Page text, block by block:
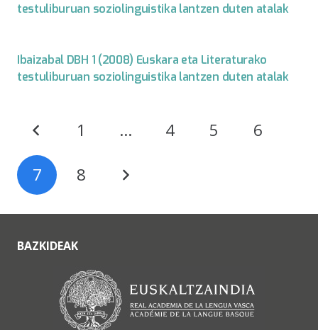
testuliburuan soziolinguistika lantzen duten atalak
Ibaizabal DBH 1 (2008) Euskara eta Literaturako
testuliburuan soziolinguistika lantzen duten atalak
1 … 4 5 6
7 8
BAZKIDEAK